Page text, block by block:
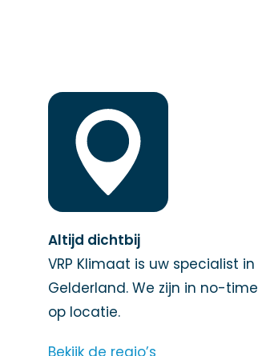
Altijd dichtbij
VRP Klimaat is uw specialist in
Gelderland. We zijn in no-time
op locatie.
Bekijk de regio’s